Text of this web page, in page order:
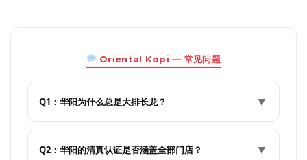
Oriental Kopi — 常见问题
Q1：华阳为什么总是大排长龙？ ▼
Q2：华阳的清真认证是否涵盖全部门店？ ▼